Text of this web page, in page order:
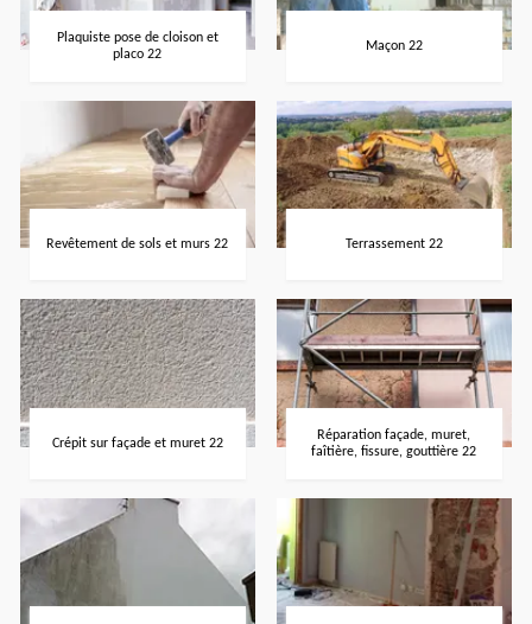
Plaquiste pose de cloison et
placo 22
Maçon 22
Revêtement de sols et murs 22 Terrassement 22
Crépit sur façade et muret 22
Réparation façade, muret,
faîtière, fissure, gouttière 22